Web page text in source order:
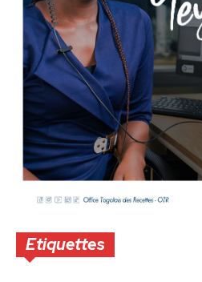
Etiquettes